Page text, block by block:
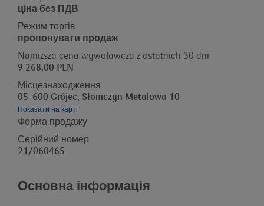
ціна без ПДВ
Режим торгів
пропонувати продаж
Najniższa cena wywoławcza z ostatnich 30 dni
9 268,00 PLN
Місцезнаходження
05-600 Grójec, Słomczyn Metalowa 10
Показати на карті
Форма продажу
Серійний номер
21/060465
Основна інформація